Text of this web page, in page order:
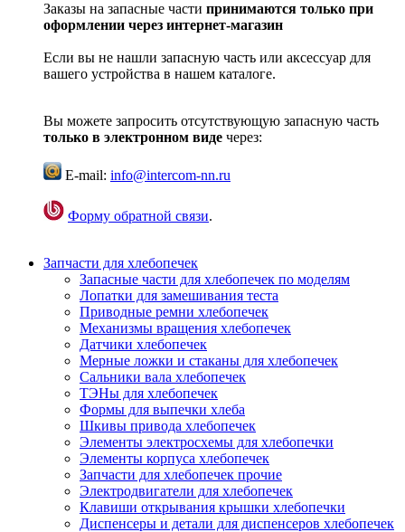
Заказы на запасные части принимаются только при
оформлении через интернет-магазин
Если вы не нашли запасную часть или аксессуар для
вашего устройства в нашем каталоге.
Вы можете запросить отсутствующую запасную часть
только в электронном виде через:
E-mail: info@intercom-nn.ru
Форму обратной связи.
Запчасти для хлебопечек
Запасные части для хлебопечек по моделям
Лопатки для замешивания теста
Приводные ремни хлебопечек
Механизмы вращения хлебопечек
Датчики хлебопечек
Мерные ложки и стаканы для хлебопечек
Сальники вала хлебопечек
ТЭНы для хлебопечек
Формы для выпечки хлеба
Шкивы привода хлебопечек
Элементы электросхемы для хлебопечки
Элементы корпуса хлебопечек
Запчасти для хлебопечек прочие
Электродвигатели для хлебопечек
Клавиши открывания крышки хлебопечки
Диспенсеры и детали для диспенсеров хлебопечек